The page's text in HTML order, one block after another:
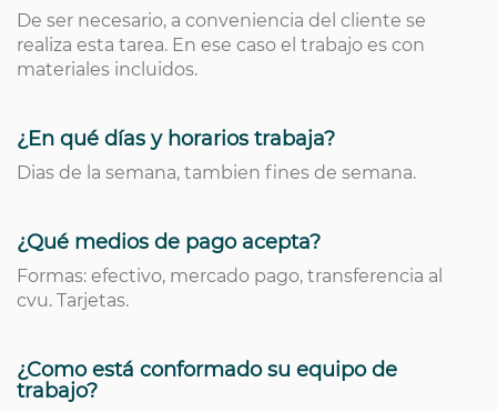
De ser necesario, a conveniencia del cliente se
realiza esta tarea. En ese caso el trabajo es con
materiales incluidos.
¿En qué días y horarios trabaja?
Dias de la semana, tambien fines de semana.
¿Qué medios de pago acepta?
Formas: efectivo, mercado pago, transferencia al
cvu. Tarjetas.
¿Como está conformado su equipo de
trabajo?